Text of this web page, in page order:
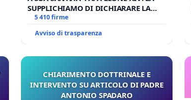
SUPPLICHIAMO DI DICHIARARE LA
SEDE IMPEDITA DI BENEDETTO XVI E/O
5 410 firme
Avviso di trasparenza
CHIARIMENTO DOTTRINALE E
INTERVENTO SU ARTICOLO DI PADRE
ANTONIO SPADARO